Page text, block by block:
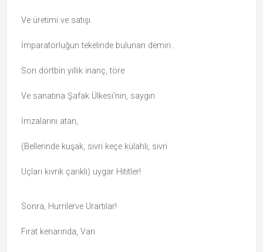
Ve üretimi ve satışı
İmparatorluğun tekelinde bulunan demiri..
Son dörtbin yıllık inanç, töre
Ve sanatına Şafak Ülkesi’nin, saygın
İmzalarını atan,
(Bellerinde kuşak, sivri keçe külahlı, sivri
Uçları kıvrık çarıklı) uygar Hititler!.
Sonra, Hurrilerve Urartılar!
Fırat kenarında, Van